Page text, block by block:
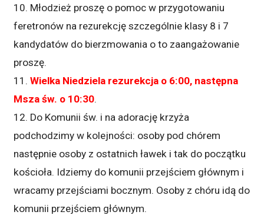
10. Młodzież proszę o pomoc w przygotowaniu
feretronów na rezurekcję szczególnie klasy 8 i 7
kandydatów do bierzmowania o to zaangażowanie
proszę.
11. Wielka Niedziela rezurekcja o 6:00, następna
Msza św. o 10:30.
12. Do Komunii św. i na adorację krzyża
podchodzimy w kolejności: osoby pod chórem
następnie osoby z ostatnich ławek i tak do początku
kościoła. Idziemy do komunii przejściem głównym i
wracamy przejściami bocznym. Osoby z chóru idą do
komunii przejściem głównym.